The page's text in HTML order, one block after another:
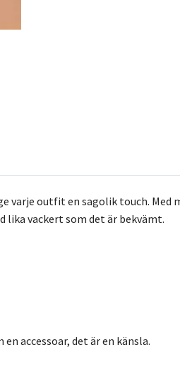
varje outfit en sagolik touch. Med
lika vackert som det är bekvämt.
accessoar, det är en känsla.